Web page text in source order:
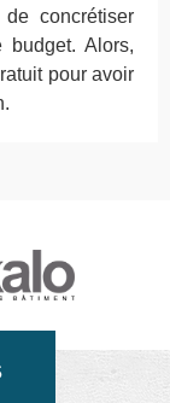
concrétiser
Alors,
pour avoir